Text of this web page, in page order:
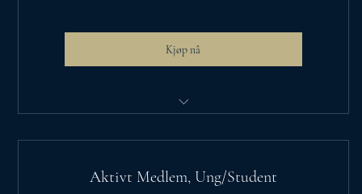
Kjøp nå
Aktivt Medlem, Ung/Student